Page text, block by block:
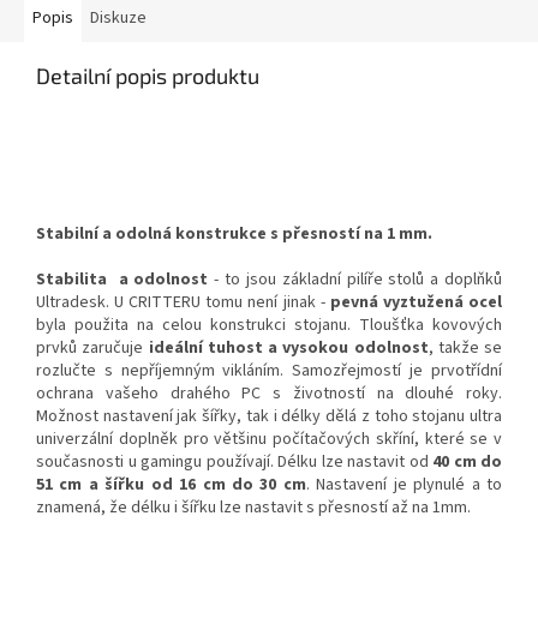
Popis Diskuze
Detailní popis produktu
Stabilní a odolná konstrukce s přesností na 1 mm.
Stabilita a odolnost - to jsou základní pilíře stolů a doplňků
Ultradesk. U CRITTERU tomu není jinak - pevná vyztužená ocel
byla použita na celou konstrukci stojanu. Tloušťka kovových
prvků zaručuje ideální tuhost a vysokou odolnost, takže se
rozlučte s nepříjemným vikláním. Samozřejmostí je prvotřídní
ochrana vašeho drahého PC s životností na dlouhé roky.
Možnost nastavení jak šířky, tak i délky dělá z toho stojanu ultra
univerzální doplněk pro většinu počítačových skříní, které se v
současnosti u gamingu používají. Délku lze nastavit od 40 cm do
51 cm a šířku od 16 cm do 30 cm. Nastavení je plynulé a to
znamená, že délku i šířku lze nastavit s přesností až na 1mm.